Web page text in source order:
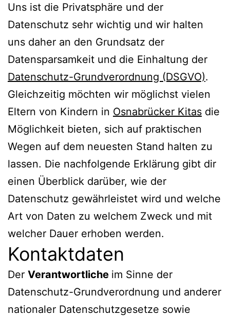
Uns ist die Privatsphäre und der
Datenschutz sehr wichtig und wir halten
uns daher an den Grundsatz der
Datensparsamkeit und die Einhaltung der
Datenschutz-Grundverordnung (DSGVO).
Gleichzeitig möchten wir möglichst vielen
Eltern von Kindern in Osnabrücker Kitas die
Möglichkeit bieten, sich auf praktischen
Wegen auf dem neuesten Stand halten zu
lassen. Die nachfolgende Erklärung gibt dir
einen Überblick darüber, wie der
Datenschutz gewährleistet wird und welche
Art von Daten zu welchem Zweck und mit
welcher Dauer erhoben werden.
Kontaktdaten
Der Verantwortliche im Sinne der
Datenschutz-Grundverordnung und anderer
nationaler Datenschutzgesetze sowie